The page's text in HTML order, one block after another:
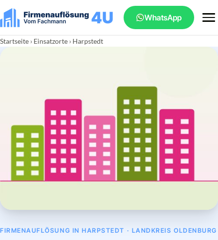
WhatsApp
Startseite › Einsatzorte › Harpstedt
FIRMENAUFLÖSUNG IN HARPSTEDT · LANDKREIS OLDENBURG